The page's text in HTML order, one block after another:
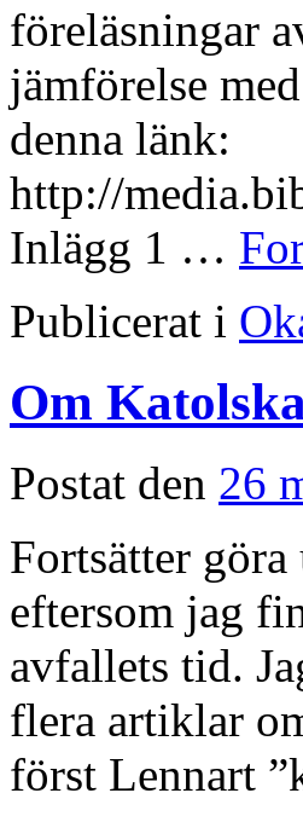
föreläsningar
jämförelse
denna länk:
http://
Inlägg 1 …
Publicerat i
Om
Postat den 26
Fortsätter
eftersom jag
avfallets tid.
flera artiklar
först Lennart